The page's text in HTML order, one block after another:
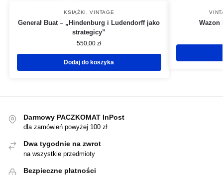
KSIĄŻKI ,VINTAGE
Generał Buat – „Hindenburg i Ludendorff jako
strategicy”
550,00 zł
Dodaj do koszyka
Wazon
Darmowy PACZKOMAT InPost
dla zamówień powyżej 100 zł
Dwa tygodnie na zwrot
na wszystkie przedmioty
Bezpieczne płatności